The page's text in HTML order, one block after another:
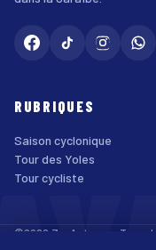
RUBRIQUES
Saison cyclonique
Tour des Yoles
Tour cycliste
©2026 ZayActu.org. Tous